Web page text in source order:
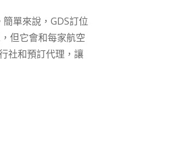
單來說，GDS訂位
但它會和每家航空
社和預訂代理，讓